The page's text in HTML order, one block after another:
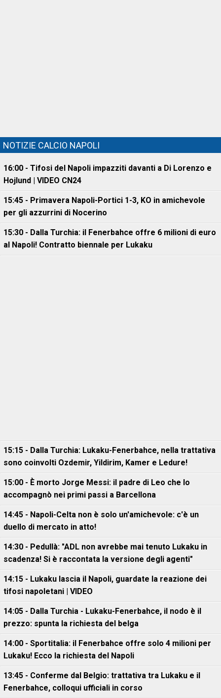
NOTIZIE CALCIO NAPOLI
16:00 - Tifosi del Napoli impazziti davanti a Di Lorenzo e
Hojlund | VIDEO CN24
15:45 - Primavera Napoli-Portici 1-3, KO in amichevole
per gli azzurrini di Nocerino
15:30 - Dalla Turchia: il Fenerbahce offre 6 milioni di euro
al Napoli! Contratto biennale per Lukaku
15:15 - Dalla Turchia: Lukaku-Fenerbahce, nella trattativa
sono coinvolti Ozdemir, Yildirim, Kamer e Ledure!
15:00 - È morto Jorge Messi: il padre di Leo che lo
accompagnò nei primi passi a Barcellona
14:45 - Napoli-Celta non è solo un'amichevole: c'è un
duello di mercato in atto!
14:30 - Pedullà: "ADL non avrebbe mai tenuto Lukaku in
scadenza! Si è raccontata la versione degli agenti"
14:15 - Lukaku lascia il Napoli, guardate la reazione dei
tifosi napoletani | VIDEO
14:05 - Dalla Turchia - Lukaku-Fenerbahce, il nodo è il
prezzo: spunta la richiesta del belga
14:00 - Sportitalia: il Fenerbahce offre solo 4 milioni per
Lukaku! Ecco la richiesta del Napoli
13:45 - Conferme dal Belgio: trattativa tra Lukaku e il
Fenerbahce, colloqui ufficiali in corso